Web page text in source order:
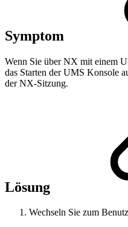
Symptom
Wenn Sie über NX mit einem
das Starten der UMS Konsole
der NX-Sitzung.
Lösung
Wechseln Sie zum